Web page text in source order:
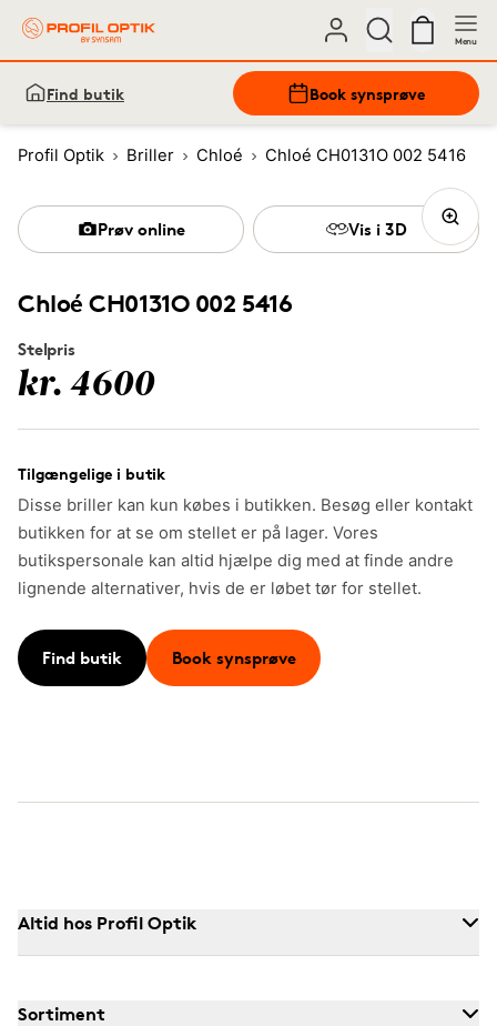
Menu
Find butik Book synsprøve
Profil Optik Briller Chloé Chloé CH0131O 002 5416
Chloé CH0131O 002 5416
Stelpris
kr. 4600
Tilgængelige i butik
Disse briller kan kun købes i butikken. Besøg eller kontakt
butikken for at se om stellet er på lager. Vores
butikspersonale kan altid hjælpe dig med at finde andre
lignende alternativer, hvis de er løbet tør for stellet.
Find butik Book synsprøve
Prøv online Vis i 3D
Altid hos Profil Optik
Sortiment